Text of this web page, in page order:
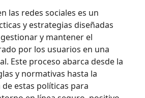
las redes sociales es un
y estrategias diseñadas
y mantener el
por los usuarios en una
Este proceso abarca desde la
y normativas hasta la
estas políticas para